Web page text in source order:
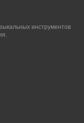
инструментов